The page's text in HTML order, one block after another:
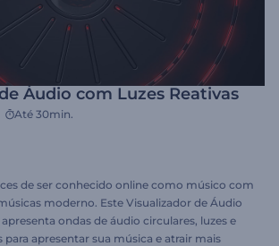
Áudio com Luzes Reativas
Até 30min.
de ser conhecido online como músico com
moderno. Este Visualizador de Áudio
ondas de áudio circulares, luzes e
para apresentar sua música e atrair mais